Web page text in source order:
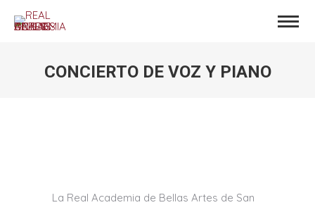
CONCIERTO DE VOZ Y PIANO
La Real Academia de Bellas Artes de San